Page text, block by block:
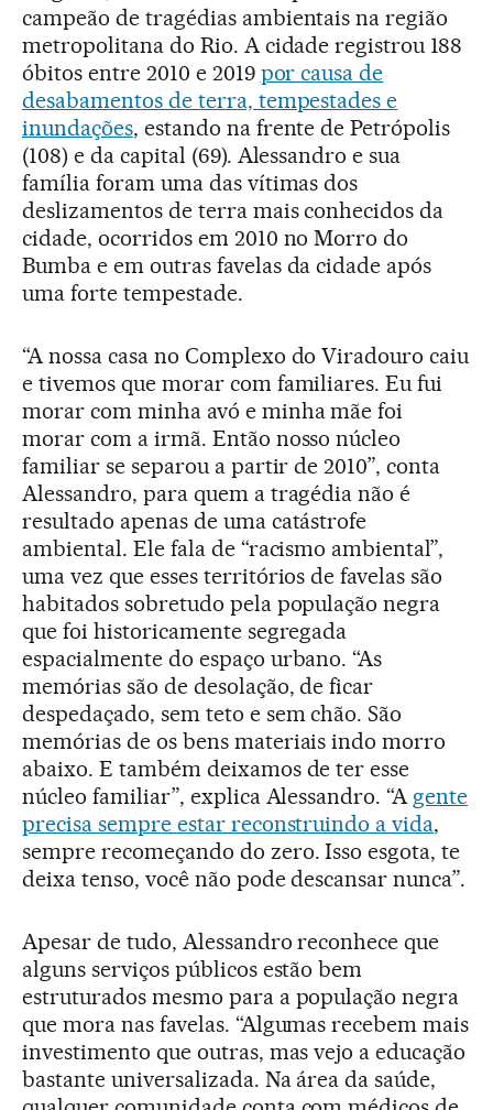
campeão de tragédias ambientais na região
metropolitana do Rio. A cidade registrou 188
óbitos entre 2010 e 2019 por causa de
desabamentos de terra, tempestades e
inundações, estando na frente de Petrópolis
(108) e da capital (69). Alessandro e sua
família foram uma das vítimas dos
deslizamentos de terra mais conhecidos da
cidade, ocorridos em 2010 no Morro do
Bumba e em outras favelas da cidade após
uma forte tempestade.
“A nossa casa no Complexo do Viradouro caiu
e tivemos que morar com familiares. Eu fui
morar com minha avó e minha mãe foi
morar com a irmã. Então nosso núcleo
familiar se separou a partir de 2010”, conta
Alessandro, para quem a tragédia não é
resultado apenas de uma catástrofe
ambiental. Ele fala de “racismo ambiental”,
uma vez que esses territórios de favelas são
habitados sobretudo pela população negra
que foi historicamente segregada
espacialmente do espaço urbano. “As
memórias são de desolação, de ficar
despedaçado, sem teto e sem chão. São
memórias de os bens materiais indo morro
abaixo. E também deixamos de ter esse
núcleo familiar”, explica Alessandro. “A gente
precisa sempre estar reconstruindo a vida,
sempre recomeçando do zero. Isso esgota, te
deixa tenso, você não pode descansar nunca”.
Apesar de tudo, Alessandro reconhece que
alguns serviços públicos estão bem
estruturados mesmo para a população negra
que mora nas favelas. “Algumas recebem mais
investimento que outras, mas vejo a educação
bastante universalizada. Na área da saúde,